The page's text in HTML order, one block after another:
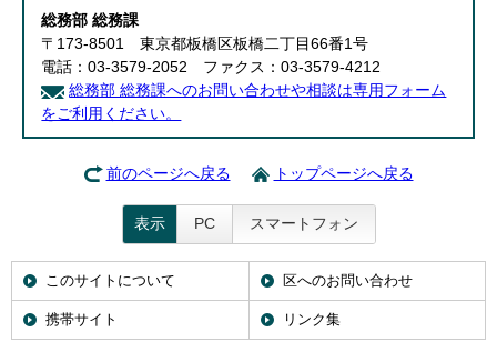
総務部 総務課
〒173-8501 東京都板橋区板橋二丁目66番1号
電話：03-3579-2052 ファクス：03-3579-4212
総務部 総務課へのお問い合わせや相談は専用フォーム
をご利用ください。
前のページへ戻る トップページへ戻る
表示 PC スマートフォン
このサイトについて 区へのお問い合わせ
携帯サイト リンク集